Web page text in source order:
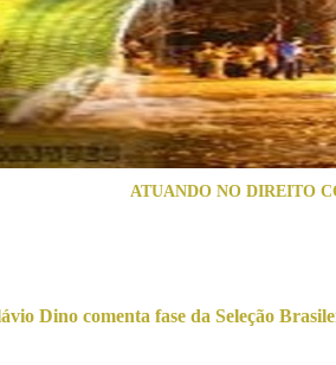
ATUANDO NO DIREITO
Dino comenta fase da Seleção